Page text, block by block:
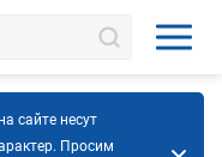
сайте несут
Просим